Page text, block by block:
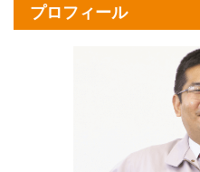
プロフィール